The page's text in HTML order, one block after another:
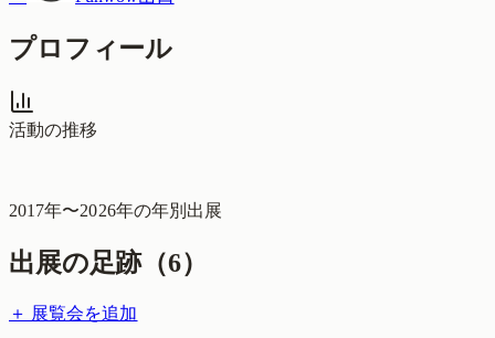
プロフィール
活動の推移
2017年〜2026年の年別出展
出展の足跡（6）
＋ 展覧会を追加